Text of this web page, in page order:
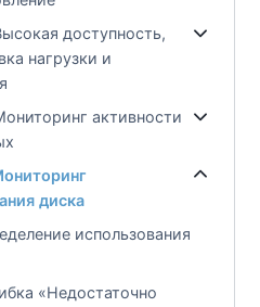
доступность,
нагрузки и
активности
диска
использования
«Недостаточно